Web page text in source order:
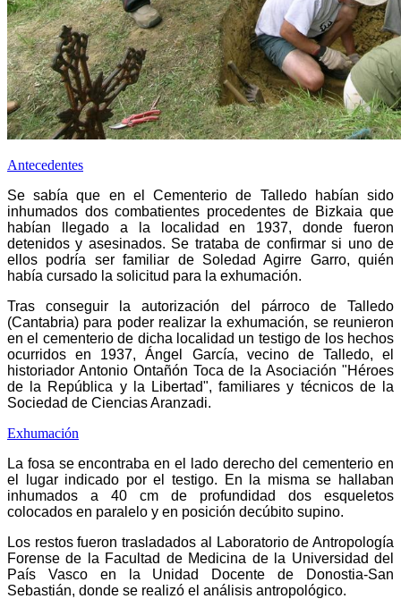
Antecedentes
Se sabía que en el Cementerio de Talledo habían sido
inhumados dos combatientes procedentes de Bizkaia que
habían llegado a la localidad en 1937, donde fueron
detenidos y asesinados. Se trataba de confirmar si uno de
ellos podría ser familiar de Soledad Agirre Garro, quién
había cursado la solicitud para la exhumación.
Tras conseguir la autorización del párroco de Talledo
(Cantabria) para poder realizar la exhumación, se reunieron
en el cementerio de dicha localidad un testigo de los hechos
ocurridos en 1937, Ángel García, vecino de Talledo, el
historiador Antonio Ontañón Toca de la Asociación "Héroes
de la República y la Libertad", familiares y técnicos de la
Sociedad de Ciencias Aranzadi.
Exhumación
La fosa se encontraba en el lado derecho del cementerio en
el lugar indicado por el testigo. En la misma se hallaban
inhumados a 40 cm de profundidad dos esqueletos
colocados en paralelo y en posición decúbito supino.
Los restos fueron trasladados al Laboratorio de Antropología
Forense de la Facultad de Medicina de la Universidad del
País Vasco en la Unidad Docente de Donostia-San
Sebastián, donde se realizó el análisis antropológico.